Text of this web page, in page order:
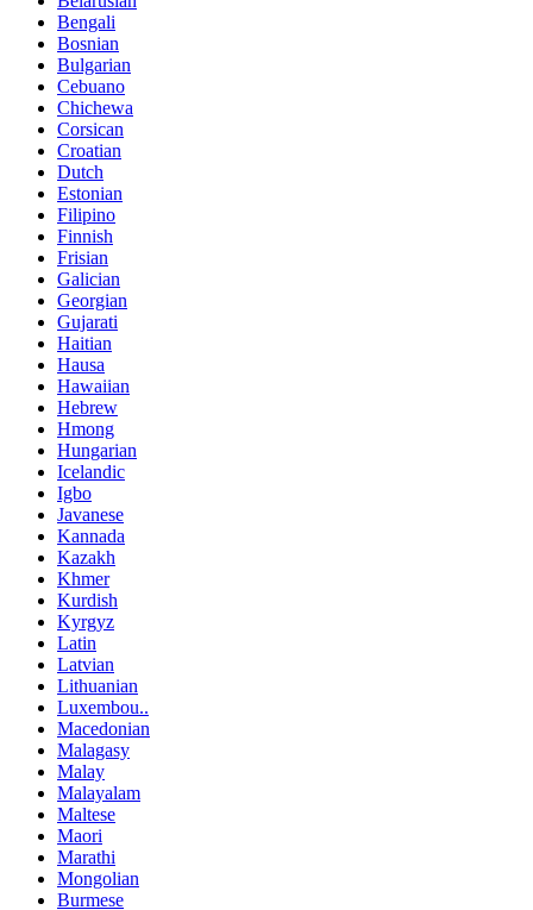
Bengali
Bosnian
Bulgarian
Cebuano
Chichewa
Corsican
Croatian
Dutch
Estonian
Filipino
Finnish
Frisian
Galician
Georgian
Gujarati
Haitian
Hausa
Hawaiian
Hebrew
Hmong
Hungarian
Icelandic
Igbo
Javanese
Kannada
Kazakh
Khmer
Kurdish
Kyrgyz
Latin
Latvian
Lithuanian
Luxembou..
Macedonian
Malagasy
Malay
Malayalam
Maltese
Maori
Marathi
Mongolian
Burmese